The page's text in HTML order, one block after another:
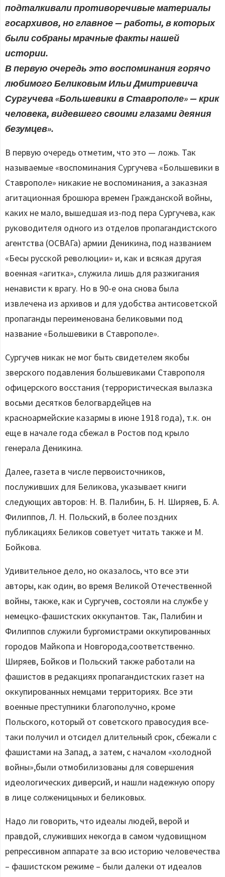
подталкивали противоречивые материалы
госархивов, но главное — работы, в которых
были собраны мрачные факты нашей
истории.
В первую очередь это воспоминания горячо
любимого Беликовым Ильи Дмитриевича
Сургучева «Большевики в Ставрополе» — крик
человека, видевшего своими глазами деяния
безумцев».
В первую очередь отметим, что это — ложь. Так
называемые «воспоминания Сургучева «Большевики в
Ставрополе» никакие не воспоминания, а заказная
агитационная брошюра времен Гражданской войны,
каких не мало, вышедшая из-под пера Сургучева, как
руководителя одного из отделов пропагандистского
агентства (ОСВАГа) армии Деникина, под названием
«Бесы русской революции» и, как и всякая другая
военная «агитка», служила лишь для разжигания
ненависти к врагу. Но в 90-е она снова была
извлечена из архивов и для удобства антисоветской
пропаганды переименована беликовыми под
название «Большевики в Ставрополе».
Сургучев никак не мог быть свидетелем якобы
зверского подавления большевиками Ставрополя
офицерского восстания (террористическая вылазка
восьми десятков белогвардейцев на
красноармейские казармы в июне 1918 года), т.к. он
еще в начале года сбежал в Ростов под крыло
генерала Деникина.
Далее, газета в числе первоисточников,
послуживших для Беликова, указывает книги
следующих авторов: Н. В. Палибин, Б. Н. Ширяев, Б. А.
Филиппов, Л. Н. Польский, в более поздних
публикациях Беликов советует читать также и М.
Бойкова.
Удивительное дело, но оказалось, что все эти
авторы, как один, во время Великой Отечественной
войны, также, как и Сургучев, состояли на службе у
немецко-фашистских оккупантов. Так, Палибин и
Филиппов служили бургомистрами оккупированных
городов Майкопа и Новгорода,соответственно.
Ширяев, Бойков и Польский также работали на
фашистов в редакциях пропагандистских газет на
оккупированных немцами территориях. Все эти
военные преступники благополучно, кроме
Польского, который от советского правосудия все-
таки получил и отсидел длительный срок, сбежали с
фашистами на Запад, а затем, с началом «холодной
войны»,были отмобилизованы для совершения
идеологических диверсий, и нашли надежную опору
в лице солженицыных и беликовых.
Надо ли говорить, что идеалы людей, верой и
правдой, служивших некогда в самом чудовищном
репрессивном аппарате за всю историю человечества
– фашистском режиме – были далеки от идеалов